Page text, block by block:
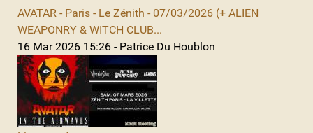
AVATAR - Paris - Le Zénith - 07/03/2026 (+ ALIEN
WEAPONRY & WITCH CLUB...
16 Mar 2026 15:26 - Patrice Du Houblon